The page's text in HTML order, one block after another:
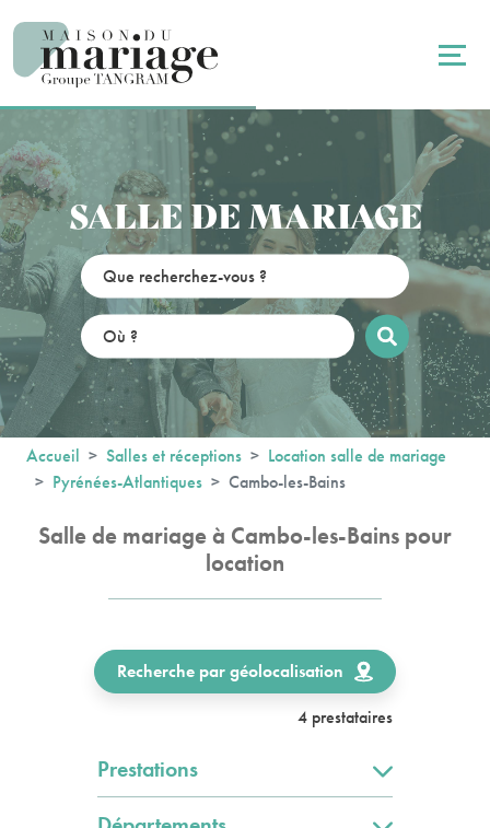
SALLE DE MARIAGE
Accueil Salles et réceptions
Location salle de mariage
Pyrénées-Atlantiques
Cambo-les-Bains
Salle de mariage à Cambo-les-Bains pour
location
Recherche par géolocalisation
4 prestataires
Prestations